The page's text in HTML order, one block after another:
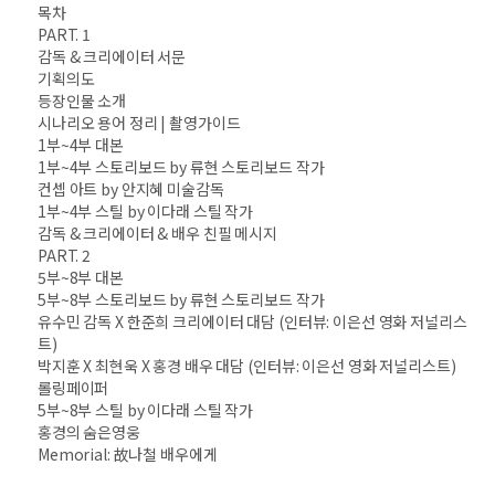
목차
PART. 1
감독 & 크리에이터 서문
기획의도
등장인물 소개
시나리오 용어 정리 | 촬영가이드
1부~4부 대본
1부~4부 스토리보드 by 류현 스토리보드 작가
컨셉 아트 by 안지혜 미술감독
1부~4부 스틸 by 이다래 스틸 작가
감독 & 크리에이터 & 배우 친필 메시지
PART. 2
5부~8부 대본
5부~8부 스토리보드 by 류현 스토리보드 작가
유수민 감독 X 한준희 크리에이터 대담 (인터뷰: 이은선 영화 저널리스
트)
박지훈 X 최현욱 X 홍경 배우 대담 (인터뷰: 이은선 영화 저널리스트)
롤링페이퍼
5부~8부 스틸 by 이다래 스틸 작가
홍경의 숨은영웅
Memorial: 故나철 배우에게